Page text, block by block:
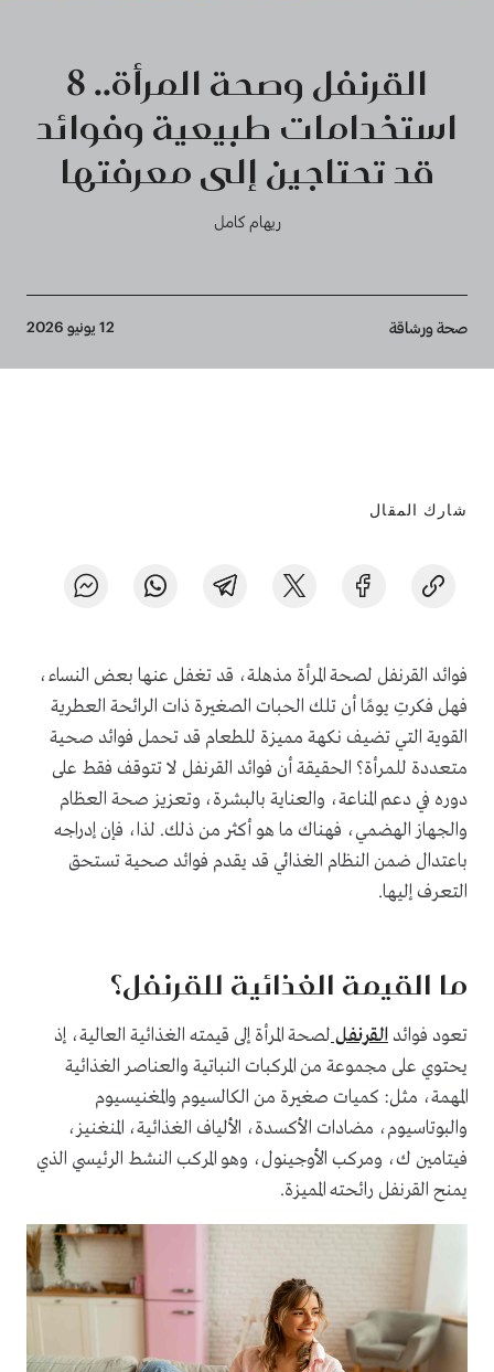
القرنفل وصحة المرأة.. 8
استخدامات طبيعية وفوائد
قد تحتاجين إلى معرفتها
ريهام كامل
Breadcrumb
صحة ورشاقة 12 يونيو 2026
شارك المقال
فوائد القرنفل لصحة المرأة مذهلة، قد تغفل عنها بعض النساء،
فهل فكرتِ يومًا أن تلك الحبات الصغيرة ذات الرائحة العطرية
القوية التي تضيف نكهة مميزة للطعام قد تحمل فوائد صحية
متعددة للمرأة؟ الحقيقة أن فوائد القرنفل لا تتوقف فقط على
دوره في دعم المناعة، والعناية بالبشرة، وتعزيز صحة العظام
والجهاز الهضمي، فهناك ما هو أكثر من ذلك. لذا، فإن إدراجه
باعتدال ضمن النظام الغذائي قد يقدم فوائد صحية تستحق
التعرف إليها.
ما القيمة الغذائية للقرنفل؟
تعود فوائد القرنفل لصحة المرأة إلى قيمته الغذائية العالية، إذ
يحتوي على مجموعة من المركبات النباتية والعناصر الغذائية
المهمة، مثل: كميات صغيرة من الكالسيوم والمغنيسيوم
والبوتاسيوم، مضادات الأكسدة، الألياف الغذائية، المنغنيز،
فيتامين ك، ومركب الأوجينول، وهو المركب النشط الرئيسي الذي
يمنح القرنفل رائحته المميزة.